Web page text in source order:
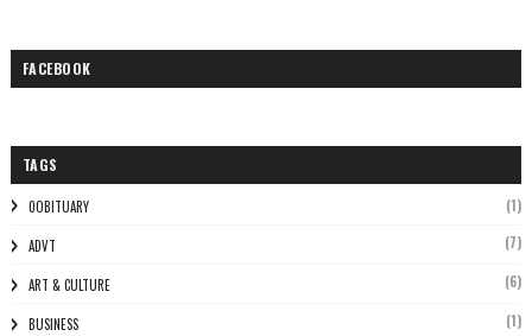
FACEBOOK
TAGS
0OBITUARY (1)
ADVT (7)
ART & CULTURE (6)
BUSINESS (1)